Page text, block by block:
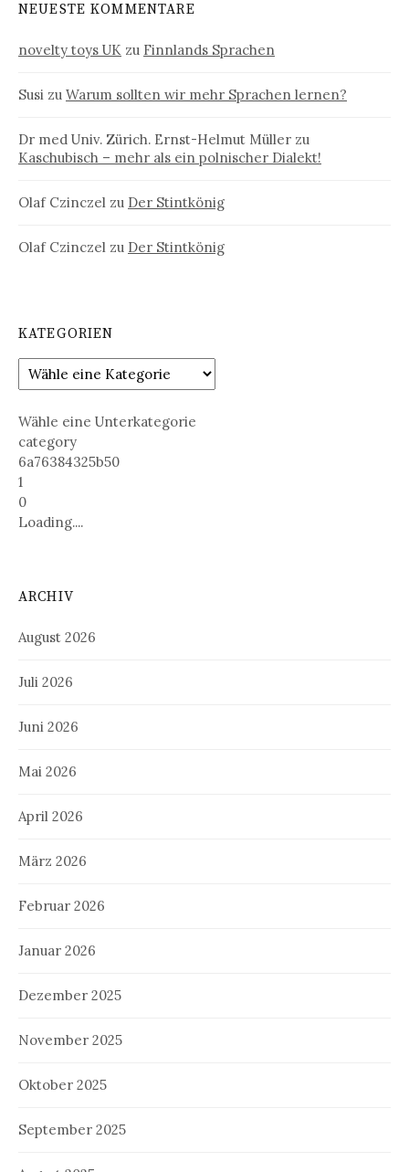
NEUESTE KOMMENTARE
novelty toys UK zu Finnlands Sprachen
Susi zu Warum sollten wir mehr Sprachen lernen?
Dr med Univ. Zürich. Ernst-Helmut Müller zu
Kaschubisch – mehr als ein polnischer Dialekt!
Olaf Czinczel zu Der Stintkönig
Olaf Czinczel zu Der Stintkönig
KATEGORIEN
Wähle eine Unterkategorie
category
6a76384325b50
1
0
Loading....
ARCHIV
August 2026
Juli 2026
Juni 2026
Mai 2026
April 2026
März 2026
Februar 2026
Januar 2026
Dezember 2025
November 2025
Oktober 2025
September 2025